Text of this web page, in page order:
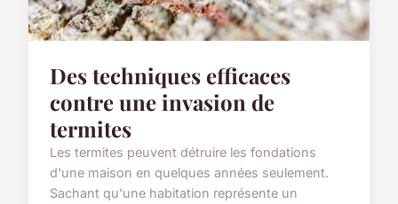
Des techniques efficaces
contre une invasion de
termites
Les termites peuvent détruire les fondations
d'une maison en quelques années seulement.
Sachant qu'une habitation représente un